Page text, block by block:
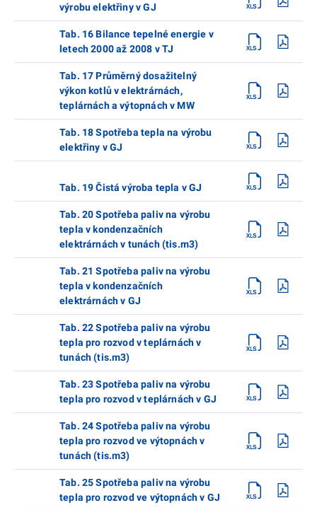
výrobu elektřiny v GJ
Tab. 16 Bilance tepelné energie v
letech 2000 až 2008 v TJ
Tab. 17 Průměrný dosažitelný
výkon kotlů v elektrárnách,
teplárnách a výtopnách v MW
Tab. 18 Spotřeba tepla na výrobu
elektřiny v GJ
Tab. 19 Čistá výroba tepla v GJ
Tab. 20 Spotřeba paliv na výrobu
tepla v kondenzačních
elektrárnách v tunách (tis.m3)
Tab. 21 Spotřeba paliv na výrobu
tepla v kondenzačních
elektrárnách v GJ
Tab. 22 Spotřeba paliv na výrobu
tepla pro rozvod v teplárnách v
tunách (tis.m3)
Tab. 23 Spotřeba paliv na výrobu
tepla pro rozvod v teplárnách v GJ
Tab. 24 Spotřeba paliv na výrobu
tepla pro rozvod ve výtopnách v
tunách (tis.m3)
Tab. 25 Spotřeba paliv na výrobu
tepla pro rozvod ve výtopnách v GJ